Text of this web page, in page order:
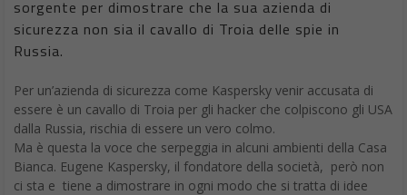
sorgente per dimostrare che la sua azienda di
sicurezza non sia il cavallo di Troia delle spie in
Russia.
Per un’azienda di sicurezza come Kaspersky venir accusata di
essere è un cavallo di Troia per gli hacker che colpiscono gli USA
dalla Russia, rischia di essere un vero colmo.
Ma è questa la voce che serpeggia in alcuni ambienti della Casa
Bianca. Eugene Kaspersky, il fondatore della società, però non
ci sta e tiene a dimostrare in ogni modo che si tratta di idee